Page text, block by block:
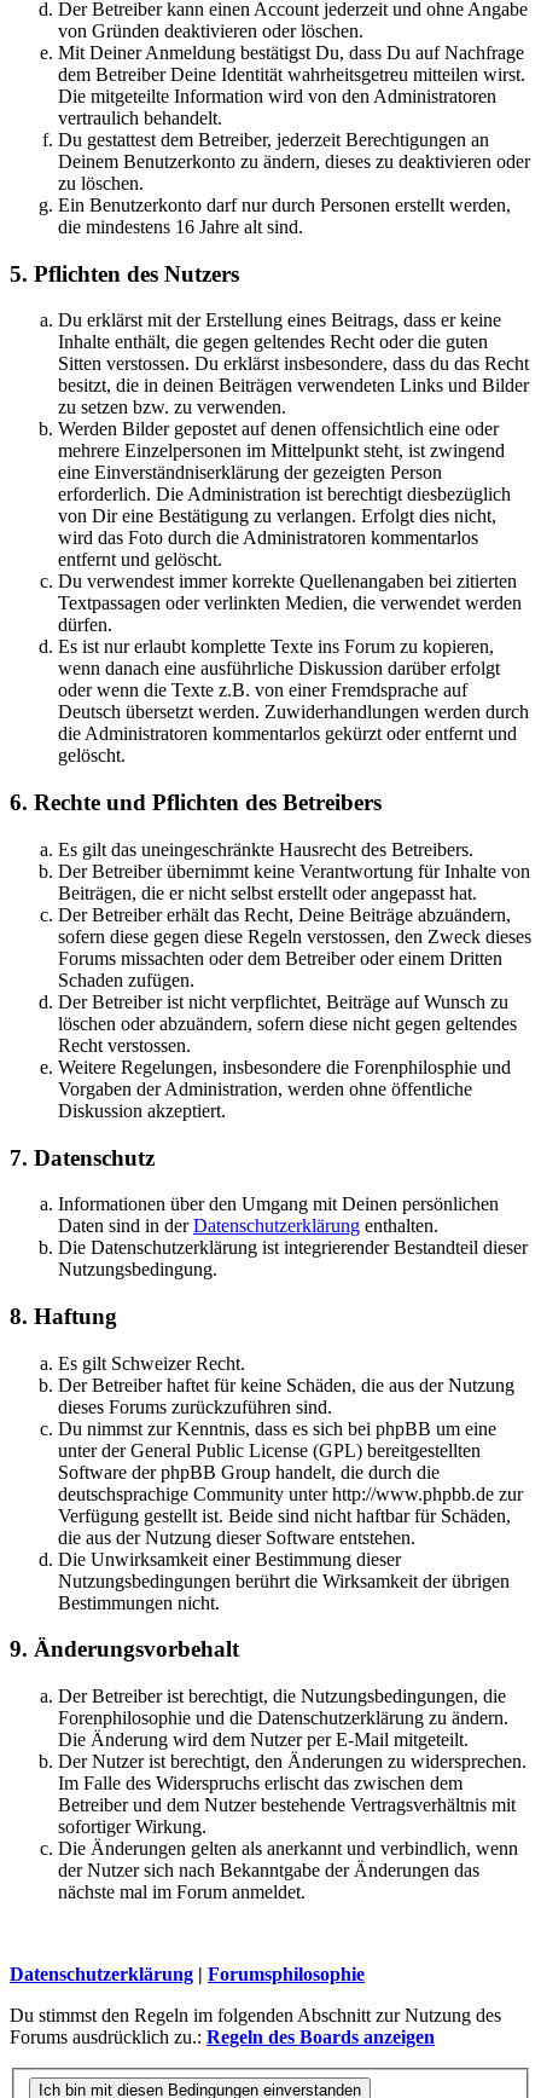
Der Betreiber kann einen Account jederzeit und ohne Angabe
von Gründen deaktivieren oder löschen.
Mit Deiner Anmeldung bestätigst Du, dass Du auf Nachfrage
dem Betreiber Deine Identität wahrheitsgetreu mitteilen wirst.
Die mitgeteilte Information wird von den Administratoren
vertraulich behandelt.
Du gestattest dem Betreiber, jederzeit Berechtigungen an
Deinem Benutzerkonto zu ändern, dieses zu deaktivieren oder
zu löschen.
Ein Benutzerkonto darf nur durch Personen erstellt werden,
die mindestens 16 Jahre alt sind.
5. Pflichten des Nutzers
Du erklärst mit der Erstellung eines Beitrags, dass er keine
Inhalte enthält, die gegen geltendes Recht oder die guten
Sitten verstossen. Du erklärst insbesondere, dass du das Recht
besitzt, die in deinen Beiträgen verwendeten Links und Bilder
zu setzen bzw. zu verwenden.
Werden Bilder gepostet auf denen offensichtlich eine oder
mehrere Einzelpersonen im Mittelpunkt steht, ist zwingend
eine Einverständniserklärung der gezeigten Person
erforderlich. Die Administration ist berechtigt diesbezüglich
von Dir eine Bestätigung zu verlangen. Erfolgt dies nicht,
wird das Foto durch die Administratoren kommentarlos
entfernt und gelöscht.
Du verwendest immer korrekte Quellenangaben bei zitierten
Textpassagen oder verlinkten Medien, die verwendet werden
dürfen.
Es ist nur erlaubt komplette Texte ins Forum zu kopieren,
wenn danach eine ausführliche Diskussion darüber erfolgt
oder wenn die Texte z.B. von einer Fremdsprache auf
Deutsch übersetzt werden. Zuwiderhandlungen werden durch
die Administratoren kommentarlos gekürzt oder entfernt und
gelöscht.
6. Rechte und Pflichten des Betreibers
Es gilt das uneingeschränkte Hausrecht des Betreibers.
Der Betreiber übernimmt keine Verantwortung für Inhalte von
Beiträgen, die er nicht selbst erstellt oder angepasst hat.
Der Betreiber erhält das Recht, Deine Beiträge abzuändern,
sofern diese gegen diese Regeln verstossen, den Zweck dieses
Forums missachten oder dem Betreiber oder einem Dritten
Schaden zufügen.
Der Betreiber ist nicht verpflichtet, Beiträge auf Wunsch zu
löschen oder abzuändern, sofern diese nicht gegen geltendes
Recht verstossen.
Weitere Regelungen, insbesondere die Forenphilosphie und
Vorgaben der Administration, werden ohne öffentliche
Diskussion akzeptiert.
7. Datenschutz
Informationen über den Umgang mit Deinen persönlichen
Daten sind in derDatenschutzerklärung enthalten.
Die Datenschutzerklärung ist integrierender Bestandteil dieser
Nutzungsbedingung.
8. Haftung
Es gilt Schweizer Recht.
Der Betreiber haftet für keine Schäden, die aus der Nutzung
dieses Forums zurückzuführen sind.
Du nimmst zur Kenntnis, dass es sich bei phpBB um eine
unter der General Public License (GPL) bereitgestellten
Software der phpBB Group handelt, die durch die
deutschsprachige Community unter http://www.phpbb.de zur
Verfügung gestellt ist. Beide sind nicht haftbar für Schäden,
die aus der Nutzung dieser Software entstehen.
Die Unwirksamkeit einer Bestimmung dieser
Nutzungsbedingungen berührt die Wirksamkeit der übrigen
Bestimmungen nicht.
9. Änderungsvorbehalt
Der Betreiber ist berechtigt, die Nutzungsbedingungen, die
Forenphilosophie und die Datenschutzerklärung zu ändern.
Die Änderung wird dem Nutzer per E-Mail mitgeteilt.
Der Nutzer ist berechtigt, den Änderungen zu widersprechen.
Im Falle des Widerspruchs erlischt das zwischen dem
Betreiber und dem Nutzer bestehende Vertragsverhältnis mit
sofortiger Wirkung.
Die Änderungen gelten als anerkannt und verbindlich, wenn
der Nutzer sich nach Bekanntgabe der Änderungen das
nächste mal im Forum anmeldet.
Datenschutzerklärung | Forumsphilosophie
Du stimmst den Regeln im folgenden Abschnitt zur Nutzung des
Forums ausdrücklich zu.: Regeln des Boards anzeigen